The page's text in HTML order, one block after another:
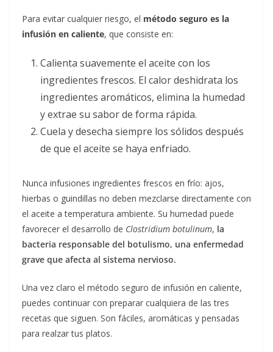
Para evitar cualquier riesgo, el método seguro es la
infusión en caliente, que consiste en:
Calienta suavemente el aceite con los
ingredientes frescos. El calor deshidrata los
ingredientes aromáticos, elimina la humedad
y extrae su sabor de forma rápida.
Cuela y desecha siempre los sólidos después
de que el aceite se haya enfriado.
Nunca infusiones ingredientes frescos en frío: ajos,
hierbas o guindillas no deben mezclarse directamente con
el aceite a temperatura ambiente. Su humedad puede
favorecer el desarrollo de Clostridium botulinum, la
bacteria responsable del botulismo, una enfermedad
grave que afecta al sistema nervioso.
Una vez claro el método seguro de infusión en caliente,
puedes continuar con preparar cualquiera de las tres
recetas que siguen. Son fáciles, aromáticas y pensadas
para realzar tus platos.